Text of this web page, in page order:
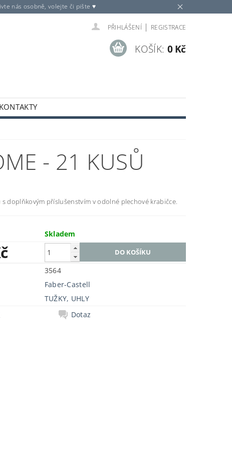
nás osobně, volejte či pište ♥
PŘIHLÁŠENÍ | REGISTRACE
KOŠÍK: 0 Kč
KONTAKTY
- 21 KUSŮ
doplňkovým příslušenstvím v odolné plechové krabičce.
Skladem
3564
Faber-Castell
TUŽKY, UHLY
Dotaz